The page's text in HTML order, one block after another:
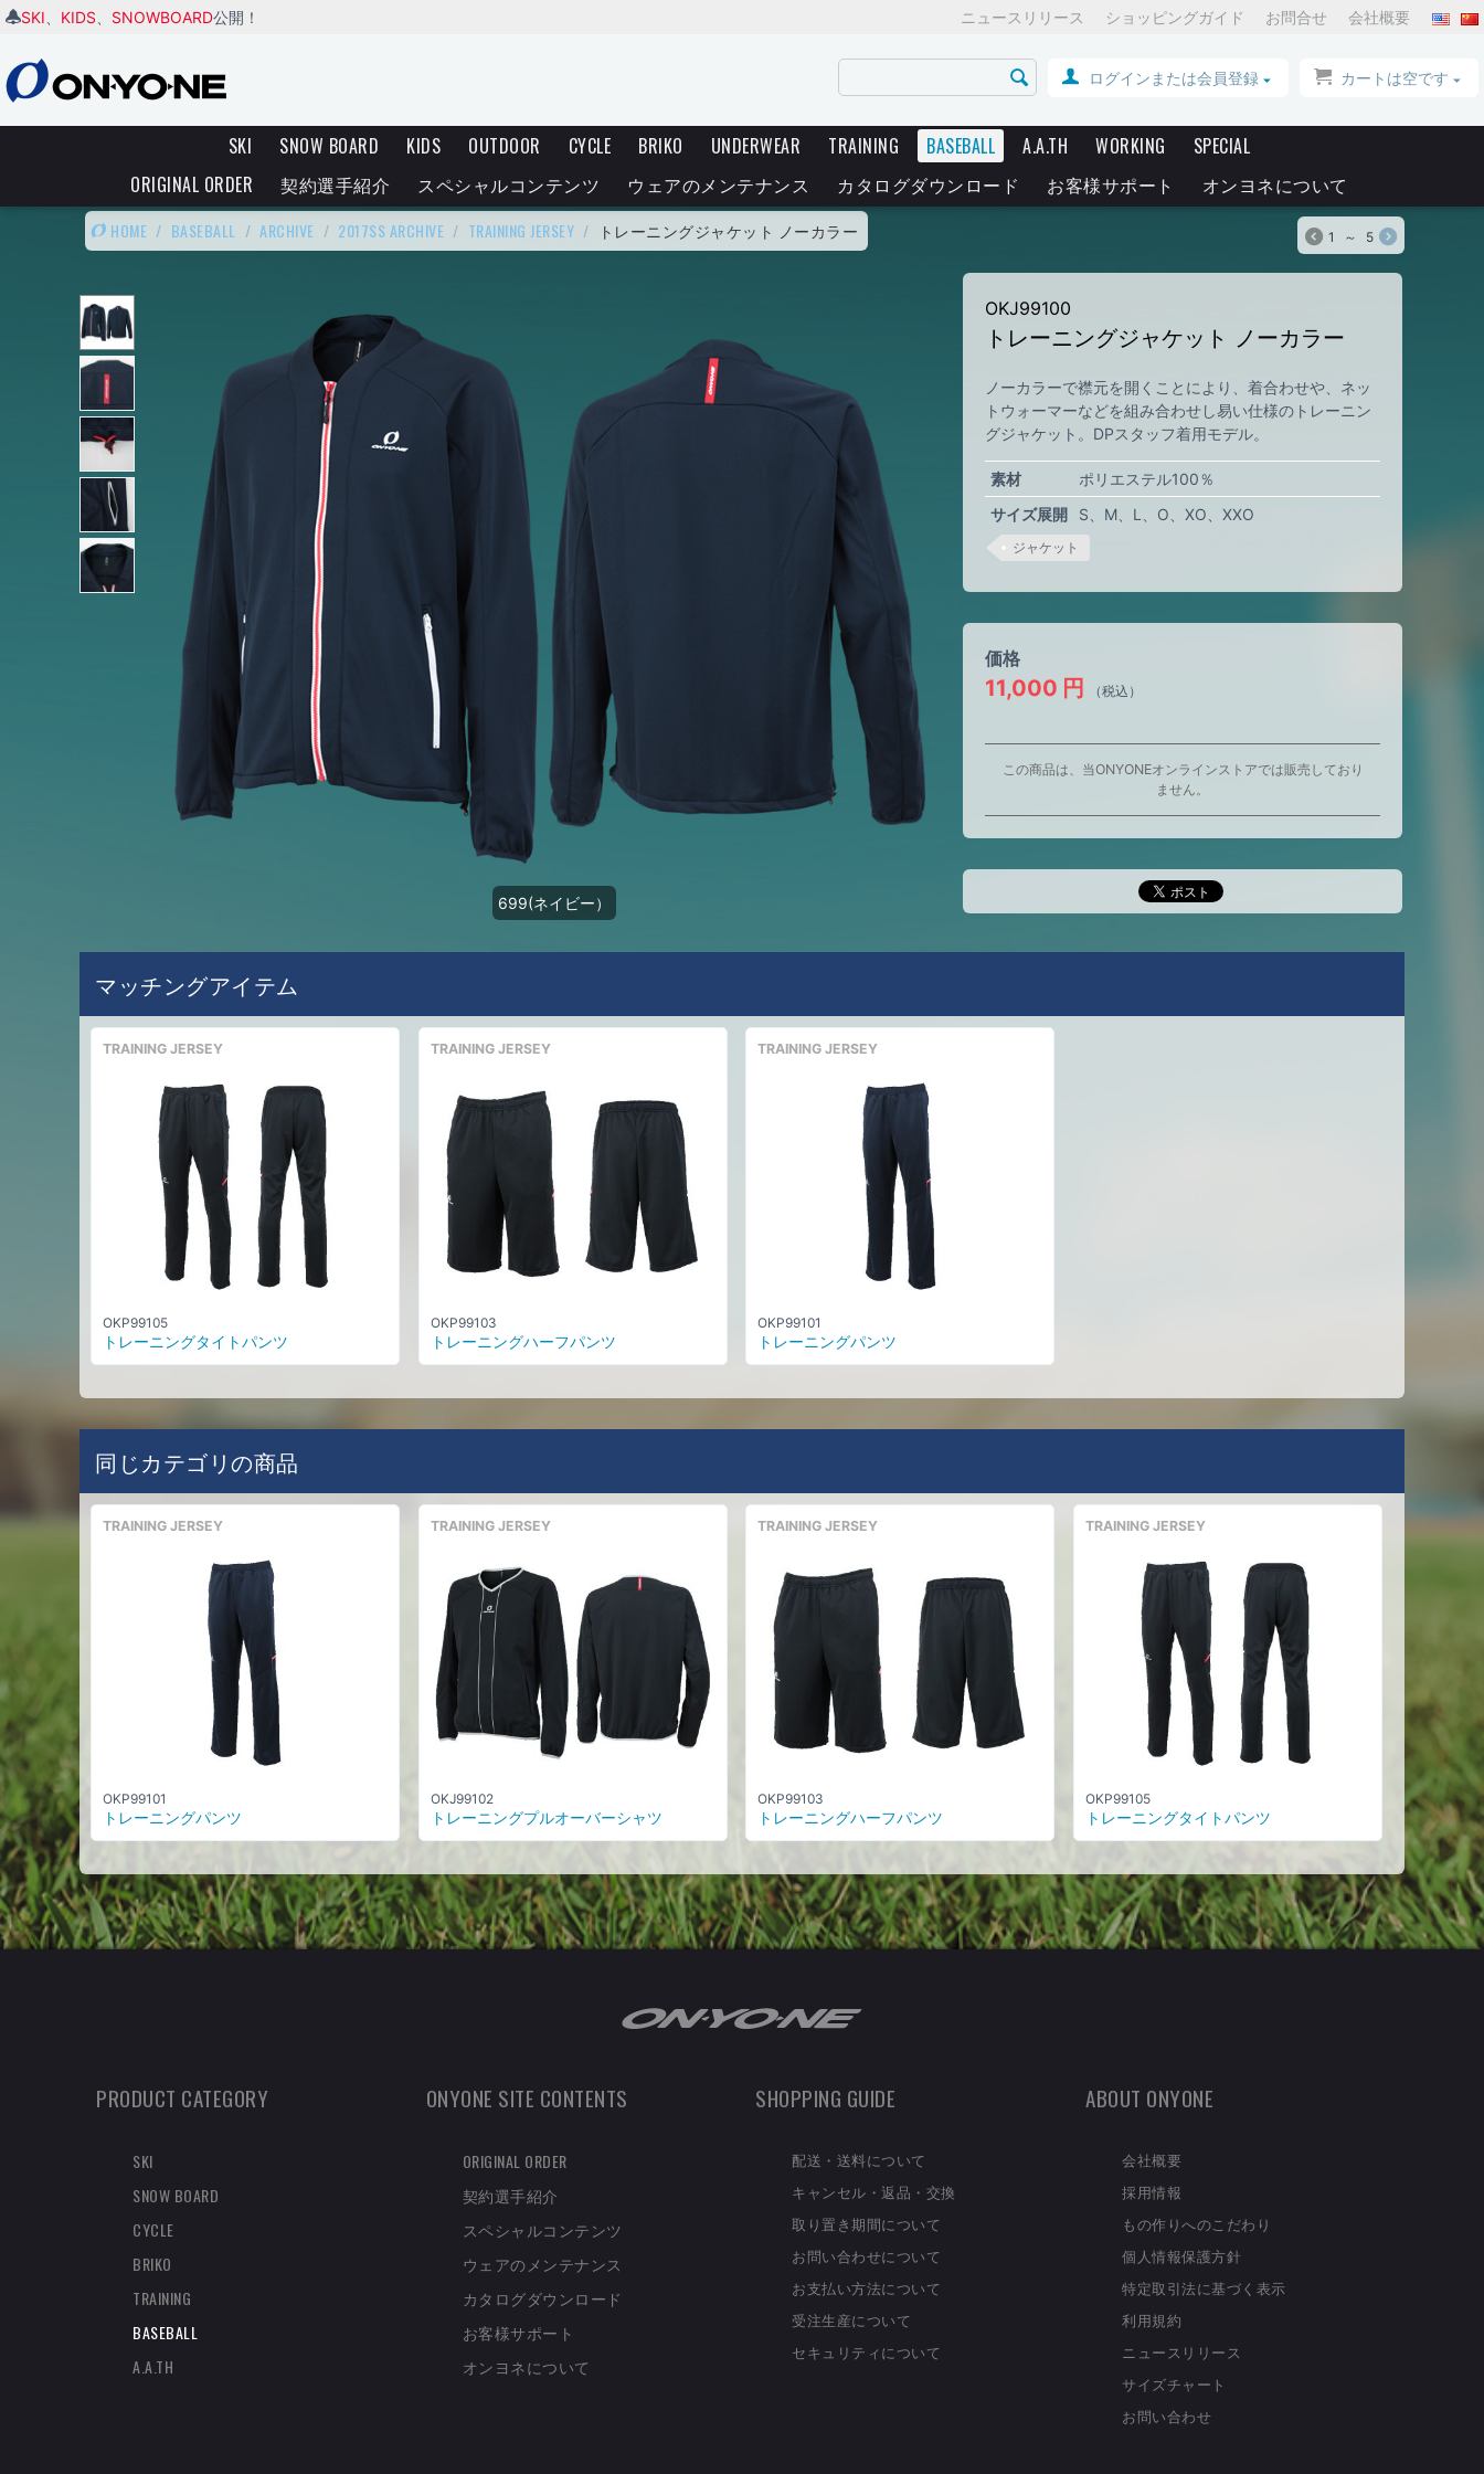
SKI KIDS SNOWBOARD公開！ ニュースリリース ショッピングガイド お問合せ 会社概要
カートは空です
ログインまたは会員登録
SKI SNOW BOARD KIDS OUTDOOR CYCLE BRIKO UNDERWEAR TRAINING BASEBALL A.A.TH WORKING
SPECIAL
ORIGINAL ORDER
契約選手紹介 スペシャルコンテンツ ウェアのメンテナンス カタログダウンロード お客様サポート オンヨネについて
HOME / BASEBALL / ARCHIVE / 2017SS ARCHIVE / TRAINING JERSEY / トレーニングジャケット ノーカラー 1 ～ 5
699(ネイビー）
OKJ99100
トレーニングジャケット ノーカラー
ノーカラーで襟元を開くことにより、着合わせや、ネッ
トウォーマーなどを組み合わせし易い仕様のトレーニン
グジャケット。DPスタッフ着用モデル。
素材
ポリエステル100％
サイズ展開
S M L O XO XXO
ジャケット
価格
11,000 円 （税込）
この商品は、当ONYONEオンラインストアでは販売しており
ません。
マッチングアイテム
TRAINING JERSEY
OKP99105
トレーニングタイトパンツ
TRAINING JERSEY
OKP99103
トレーニングハーフパンツ
TRAINING JERSEY
OKP99101
トレーニングパンツ
同じカテゴリの商品
TRAINING JERSEY
OKP99101
トレーニングパンツ
TRAINING JERSEY
OKJ99102
トレーニングプルオーバーシャツ
TRAINING JERSEY
OKP99103
トレーニングハーフパンツ
TRAINING JERSEY
OKP99105
トレーニングタイトパンツ
PRODUCT CATEGORY
SKI
SNOW BOARD
CYCLE
BRIKO
TRAINING
BASEBALL
A.A.TH
ONYONE SITE CONTENTS
ORIGINAL ORDER
契約選手紹介
スペシャルコンテンツ
ウェアのメンテナンス
カタログダウンロード
お客様サポート
オンヨネについて
SHOPPING GUIDE
配送・送料について
キャンセル・返品・交換
取り置き期間について
お問い合わせについて
お支払い方法について
受注生産について
セキュリティについて
ABOUT ONYONE
会社概要
採用情報
もの作りへのこだわり
個人情報保護方針
特定取引法に基づく表示
利用規約
ニュースリリース
サイズチャート
お問い合わせ